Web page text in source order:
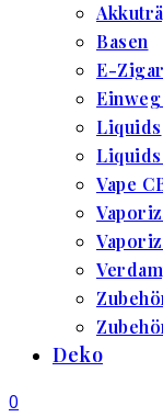
Basen
E-
Liquids
Vape
Deko
0